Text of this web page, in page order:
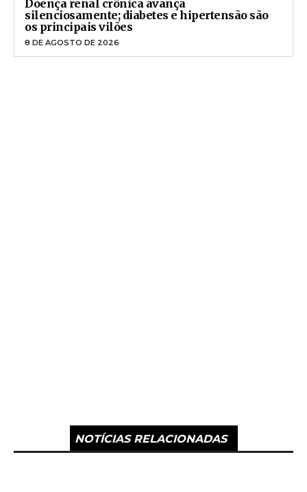
Doença renal crônica avança
silenciosamente; diabetes e hipertensão são
os principais vilões
8 DE AGOSTO DE 2026
NOTÍCIAS RELACIONADAS